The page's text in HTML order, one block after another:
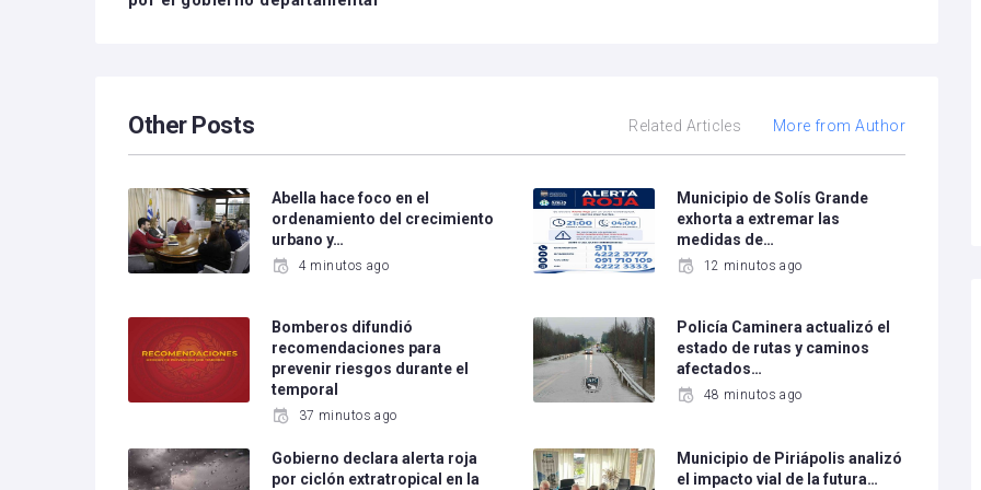
Other Posts Related Articles More from Author
Abella hace foco en el
ordenamiento del crecimiento
urbano y…
4 minutos ago
Municipio de Solís Grande
exhorta a extremar las
medidas de…
12 minutos ago
Bomberos difundió
recomendaciones para
prevenir riesgos durante el
temporal
37 minutos ago
Policía Caminera actualizó el
estado de rutas y caminos
afectados…
48 minutos ago
Gobierno declara alerta roja
por ciclón extratropical en la
Municipio de Piriápolis analizó
el impacto vial de la futura…